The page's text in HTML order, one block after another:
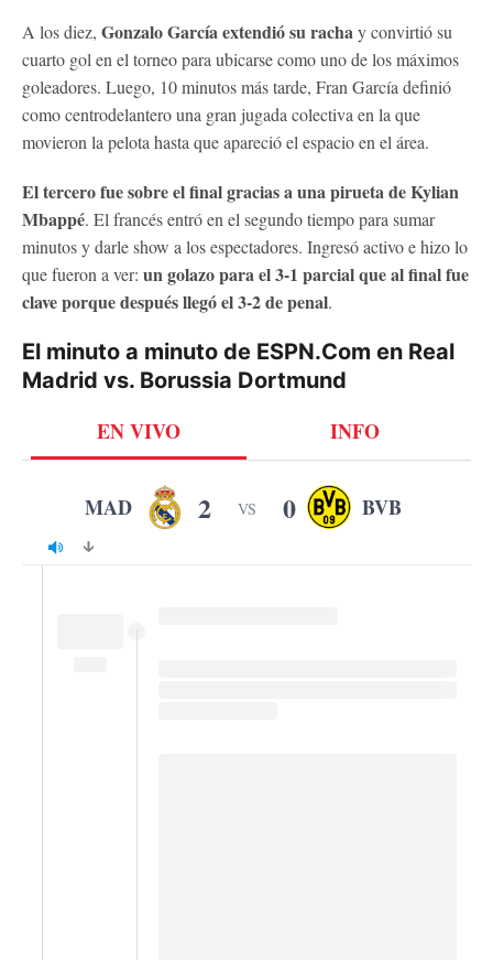
A los diez, Gonzalo García extendió su rachay convirtió su
cuarto gol en el torneo para ubicarse como uno de los máximos
goleadores. Luego, 10 minutos más tarde, Fran García definió
como centrodelantero una gran jugada colectiva en la que
movieron la pelota hasta que apareció el espacio en el área.
El tercero fue sobre el final gracias a una pirueta de Kylian
Mbappé. El francés entró en el segundo tiempo para sumar
minutos y darle show a los espectadores. Ingresó activo e hizo lo
que fueron a ver: un golazo para el 3-1 parcial que al final fue
clave porque después llegó el 3-2 de penal.
El minuto a minuto de ESPN.Com en Real
Madrid vs. Borussia Dortmund